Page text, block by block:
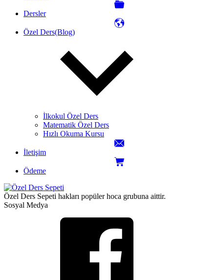
Dersler
Özel Ders(Blog)
İlkokul Özel Ders
Matematik Özel Ders
Hızlı Okuma Kursu
İletişim
Ödeme
Özel Ders Sepeti hakları popüler hoca grubuna aittir.
Sosyal Medya